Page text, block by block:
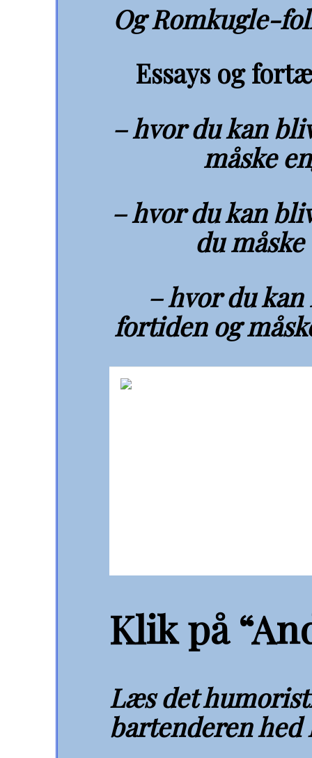
Og Romkugle-
Essays og
– hvor du kan
måske
– hvor du kan
du
– hvor du
fortiden og
Klik på
Læs det
bartenderen hed